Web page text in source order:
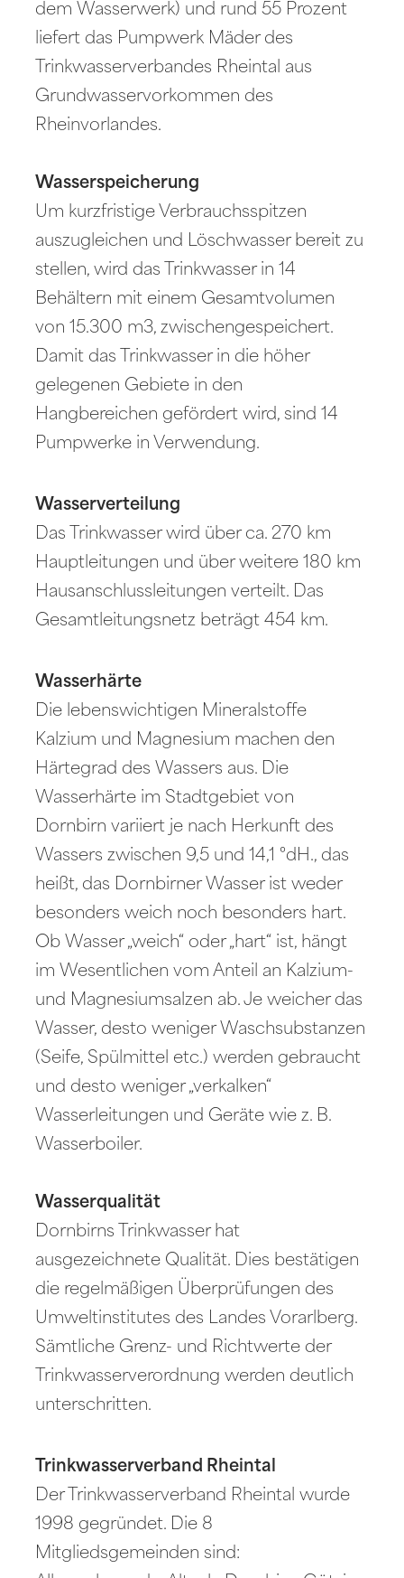
dem Wasserwerk) und rund 55 Prozent
liefert das Pumpwerk Mäder des
Trinkwasserverbandes Rheintal aus
Grundwasservorkommen des
Rheinvorlandes.
Wasserspeicherung
Um kurzfristige Verbrauchsspitzen
auszugleichen und Löschwasser bereit zu
stellen, wird das Trinkwasser in 14
Behältern mit einem Gesamtvolumen
von 15.300 m3, zwischengespeichert.
Damit das Trinkwasser in die höher
gelegenen Gebiete in den
Hangbereichen gefördert wird, sind 14
Pumpwerke in Verwendung.
Wasserverteilung
Das Trinkwasser wird über ca. 270 km
Hauptleitungen und über weitere 180 km
Hausanschlussleitungen verteilt. Das
Gesamtleitungsnetz beträgt 454 km.
Wasserhärte
Die lebenswichtigen Mineralstoffe
Kalzium und Magnesium machen den
Härtegrad des Wassers aus. Die
Wasserhärte im Stadtgebiet von
Dornbirn variiert je nach Herkunft des
Wassers zwischen 9,5 und 14,1 °dH., das
heißt, das Dornbirner Wasser ist weder
besonders weich noch besonders hart.
Ob Wasser „weich“ oder „hart“ ist, hängt
im Wesentlichen vom Anteil an Kalzium-
und Magnesiumsalzen ab. Je weicher das
Wasser, desto weniger Waschsubstanzen
(Seife, Spülmittel etc.) werden gebraucht
und desto weniger „verkalken“
Wasserleitungen und Geräte wie z. B.
Wasserboiler.
Wasserqualität
Dornbirns Trinkwasser hat
ausgezeichnete Qualität. Dies bestätigen
die regelmäßigen Überprüfungen des
Umweltinstitutes des Landes Vorarlberg.
Sämtliche Grenz- und Richtwerte der
Trinkwasserverordnung werden deutlich
unterschritten.
Trinkwasserverband Rheintal
Der Trinkwasserverband Rheintal wurde
1998 gegründet. Die 8
Mitgliedsgemeinden sind: